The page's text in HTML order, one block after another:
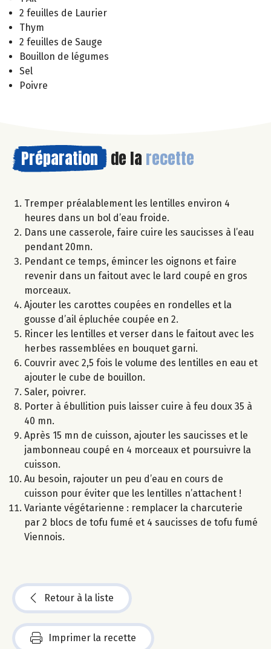
2 feuilles de Laurier
Thym
2 feuilles de Sauge
Bouillon de légumes
Sel
Poivre
Préparation de la recette
Tremper préalablement les lentilles environ 4
heures dans un bol d’eau froide.
Dans une casserole, faire cuire les saucisses à l’eau
pendant 20mn.
Pendant ce temps, émincer les oignons et faire
revenir dans un faitout avec le lard coupé en gros
morceaux.
Ajouter les carottes coupées en rondelles et la
gousse d’ail épluchée coupée en 2.
Rincer les lentilles et verser dans le faitout avec les
herbes rassemblées en bouquet garni.
Couvrir avec 2,5 fois le volume des lentilles en eau et
ajouter le cube de bouillon.
Saler, poivrer.
Porter à ébullition puis laisser cuire à feu doux 35 à
40 mn.
Après 15 mn de cuisson, ajouter les saucisses et le
jambonneau coupé en 4 morceaux et poursuivre la
cuisson.
Au besoin, rajouter un peu d’eau en cours de
cuisson pour éviter que les lentilles n’attachent !
Variante végétarienne : remplacer la charcuterie
par 2 blocs de tofu fumé et 4 saucisses de tofu fumé
Viennois.
Retour à la liste
Imprimer la recette